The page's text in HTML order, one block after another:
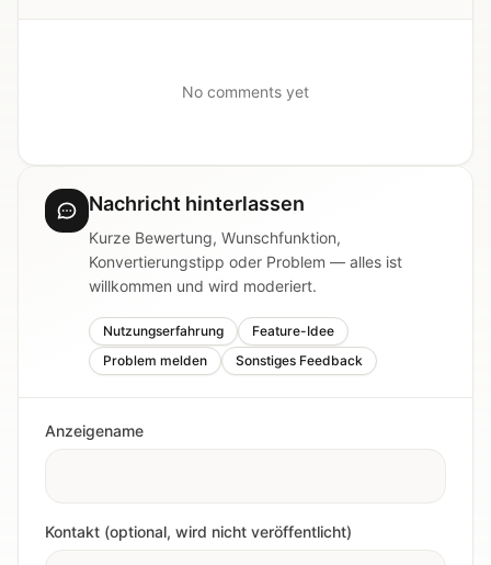
No comments yet
Nachricht hinterlassen
Kurze Bewertung, Wunschfunktion,
Konvertierungstipp oder Problem — alles ist
willkommen und wird moderiert.
Nutzungserfahrung
Feature-Idee
Problem melden
Sonstiges Feedback
Anzeigename
Kontakt (optional, wird nicht veröffentlicht)